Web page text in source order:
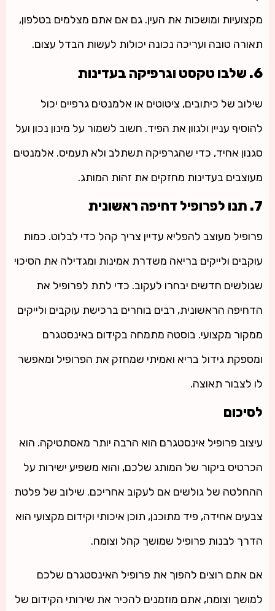
מקצועיות ומושכות את העין. גם אם אתם מצלמים בטלפון,
תאורה טובה ועריכה נכונה יכולות לעשות הבדל עצום.
6. שלבו טקסט וגרפיקה בעדינות
שילוב של כיתובים, ציטוטים או אלמנטים גרפיים יכול
להוסיף עניין ולגוון את הפיד. חשוב לשמור על מינון נכון ועל
סגנון אחיד, כדי שהגרפיקה תשתלב ולא תעמיס. אלמנטים
מעוצבים בעדינות מחזקים את זהות המותג.
7. תנו לפרופיל דחיפה ראשונית
פרופיל מעוצב להפליא עדיין צריך קהל כדי לבלוט. כמות
עוקבים ולייקים בריאה משדרת אמינות ומגדילה את הסיכוי
שגולשים חדשים יבחרו לעקוב. כדי לתת לפרופיל את
הדחיפה הראשונית, רבים בוחרים ברכישת עוקבים ולייקים
ממקור מקצועי. בוסטה מתמחה בקידום באינסטגרם
ומספקת גידול בריא ואמיתי שמחזק את הפרופיל ומאפשר
לו לצבור תאוצה.
לסיכום
עיצוב פרופיל אינסטגרם הוא הרבה יותר מאסתטיקה. הוא
הכרטיס ביקור של המותג שלכם, והוא משפיע ישירות על
ההחלטה של גולשים אם לעקוב אחריכם. שילוב של פלטת
צבעים אחידה, פיד מתוכנן, תוכן איכותי וקידום מקצועי הוא
הדרך לבנות פרופיל שמושך קהל וצומח.
אם אתם רוצים להפוך את פרופיל האינסטגרם שלכם
למושך וצומח, אתם מוזמנים להכיר את שירותי הקידום של